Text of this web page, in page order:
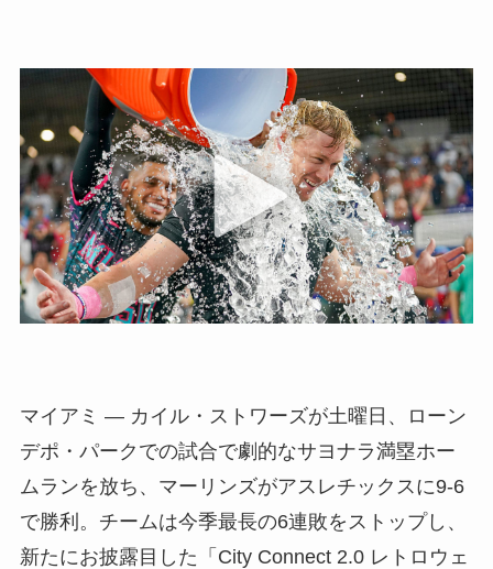
マイアミ — カイル・ストワーズが土曜日、ローン
デポ・パークでの試合で劇的なサヨナラ満塁ホー
ムランを放ち、マーリンズがアスレチックスに9-6
で勝利。チームは今季最長の6連敗をストップし、
新たにお披露目した「City Connect 2.0 レトロウェ